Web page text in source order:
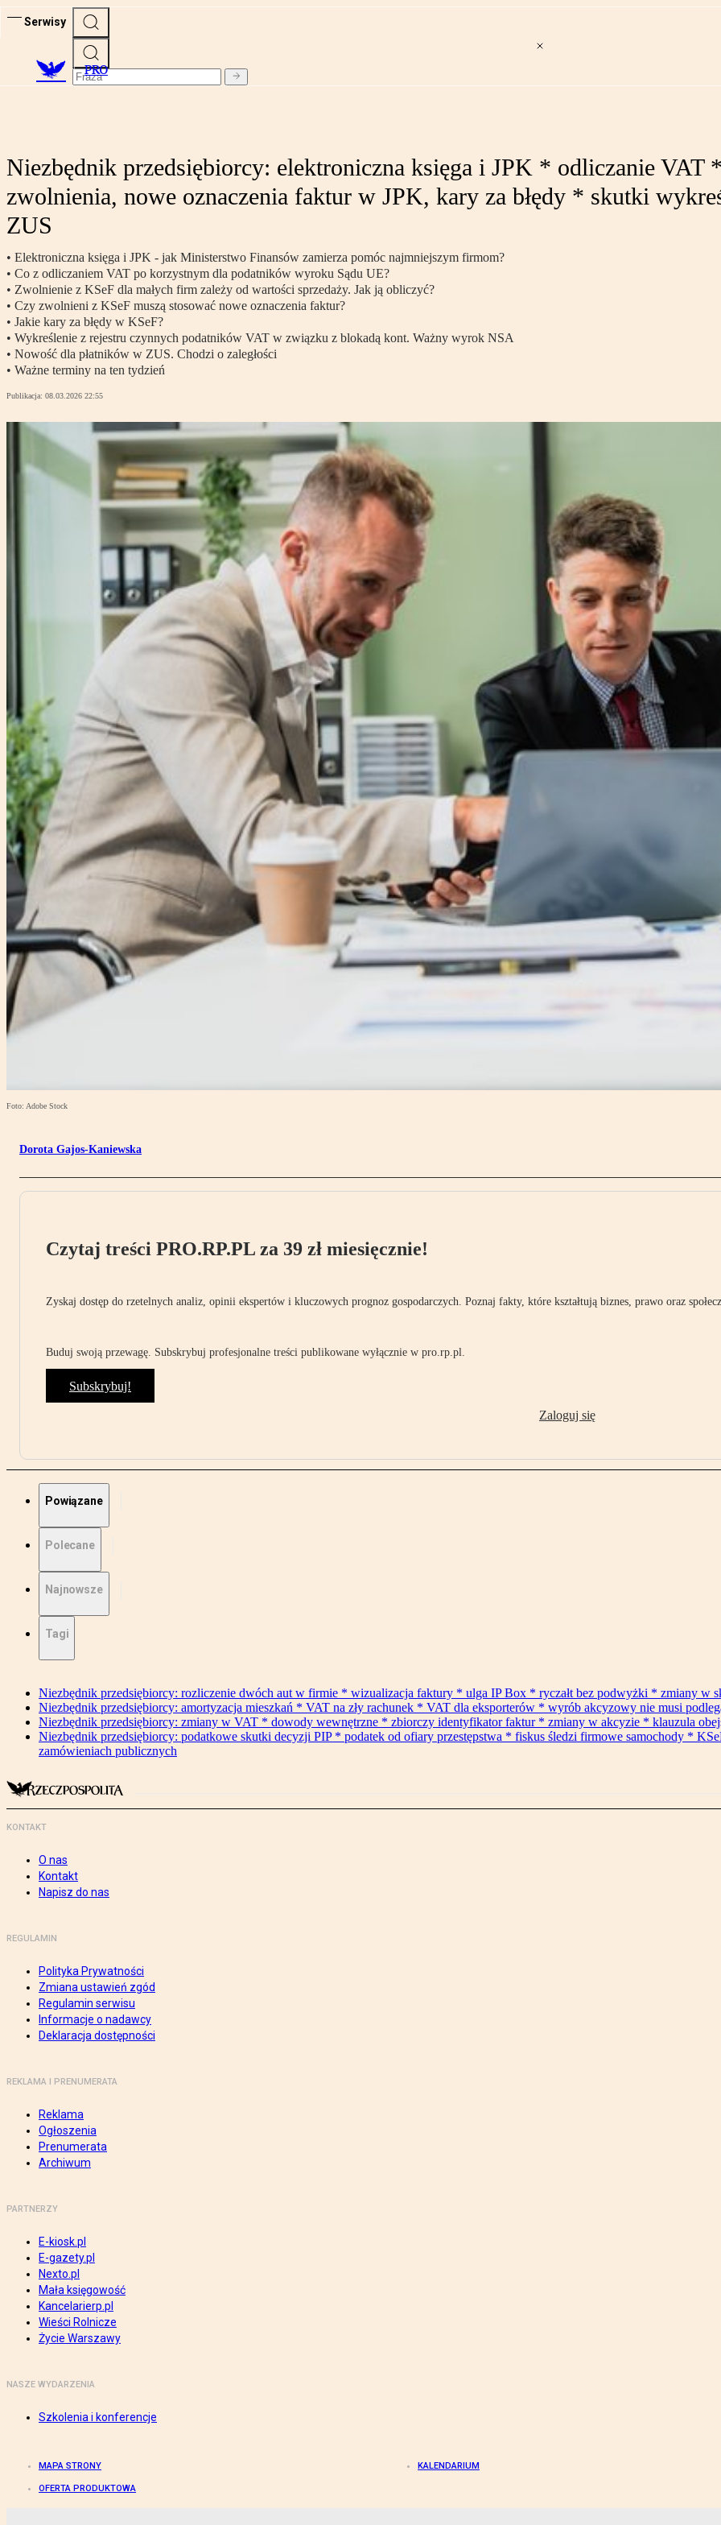
Serwisy
PRO
Niezbędnik przedsiębiorcy: elektroniczna księga i JPK * odliczanie VAT
zwolnienia, nowe oznaczenia faktur w JPK, kary za błędy * skutki
ZUS
• Elektroniczna księga i JPK - jak Ministerstwo Finansów zamierza pomóc najmniejszym firmom?
• Co z odliczaniem VAT po korzystnym dla podatników wyroku Sądu UE?
• Zwolnienie z KSeF dla małych firm zależy od wartości sprzedaży. Jak ją obliczyć?
• Czy zwolnieni z KSeF muszą stosować nowe oznaczenia faktur?
• Jakie kary za błędy w KSeF?
• Wykreślenie z rejestru czynnych podatników VAT w związku z blokadą kont. Ważny wyrok NSA
• Nowość dla płatników w ZUS. Chodzi o zaległości
• Ważne terminy na ten tydzień
Publikacja: 08.03.2026 22:55
Foto: Adobe Stock
Dorota Gajos-Kaniewska
Czytaj treści PRO.RP.PL za 39 zł miesięcznie!
Zyskaj dostęp do rzetelnych analiz, opinii ekspertów i kluczowych prognoz gospodarczych. Poznaj fakty, które kształtują biznes, prawo oraz
Buduj swoją przewagę. Subskrybuj profesjonalne treści publikowane wyłącznie w pro.rp.pl.
Subskrybuj!
Zaloguj się
Powiązane
Polecane
Najnowsze
Tagi
Niezbędnik przedsiębiorcy: rozliczenie dwóch aut w firmie * wizualizacja faktury * ulga IP Box * ryczałt bez podwyżki * zmiany w
Niezbędnik przedsiębiorcy: amortyzacja mieszkań * VAT na zły rachunek * VAT dla eksporterów * wyrób akcyzowy nie musi
Niezbędnik przedsiębiorcy: zmiany w VAT * dowody wewnętrzne * zbiorczy identyfikator faktur * zmiany w akcyzie * klauzula
Niezbędnik przedsiębiorcy: podatkowe skutki decyzji PIP * podatek od ofiary przestępstwa * fiskus śledzi firmowe samochody *
zamówieniach publicznych
KONTAKT
O nas
Kontakt
Napisz do nas
REGULAMIN
Polityka Prywatności
Zmiana ustawień zgód
Regulamin serwisu
Informacje o nadawcy
Deklaracja dostępności
REKLAMA I PRENUMERATA
Reklama
Ogłoszenia
Prenumerata
Archiwum
PARTNERZY
E-kiosk.pl
E-gazety.pl
Nexto.pl
Mała księgowość
Kancelarierp.pl
Wieści Rolnicze
Życie Warszawy
NASZE WYDARZENIA
Szkolenia i konferencje
MAPA STRONY KALENDARIUM
OFERTA PRODUKTOWA